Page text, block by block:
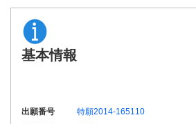
基本情報
出願番号
特願2014-165110